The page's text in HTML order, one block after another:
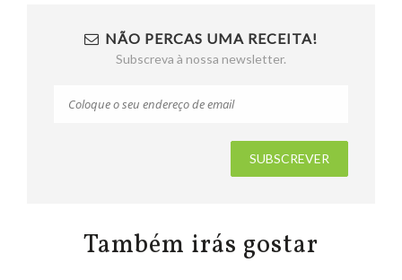
NÃO PERCAS UMA RECEITA!
Subscreva à nossa newsletter.
Também irás gostar